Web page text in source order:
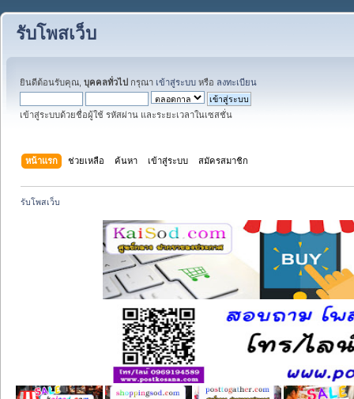
รับโพสเว็บ
ยินดีต้อนรับคุณ, บุคคลทั่วไป กรุณา เข้าสู่ระบบ หรือ ลงทะเบียน
เข้าสู่ระบบด้วยชื่อผู้ใช้ รหัสผ่าน และระยะเวลาในเซสชั่น
หน้าแรก ช่วยเหลือ ค้นหา เข้าสู่ระบบ สมัครสมาชิก
รับโพสเว็บ